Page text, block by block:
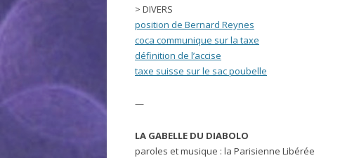
> DIVERS
position de Bernard Reynes
coca communique sur la taxe
définition de l’accise
taxe suisse sur le sac poubelle
—
LA GABELLE DU DIABOLO
paroles et musique : la Parisienne Libérée